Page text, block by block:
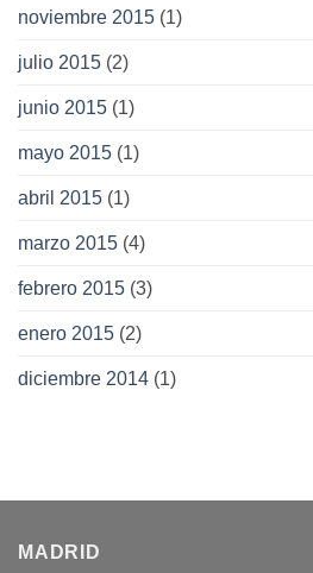
noviembre 2015 (1)
julio 2015 (2)
junio 2015 (1)
mayo 2015 (1)
abril 2015 (1)
marzo 2015 (4)
febrero 2015 (3)
enero 2015 (2)
diciembre 2014 (1)
MADRID